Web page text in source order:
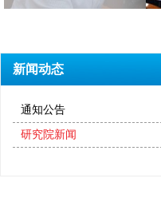
新闻动态
通知公告
研究院新闻